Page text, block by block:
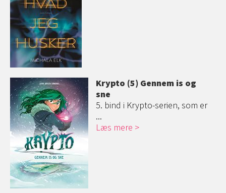
Krypto (5) Gennem is og
sne
5. bind i Krypto-serien, som er
...
Læs mere